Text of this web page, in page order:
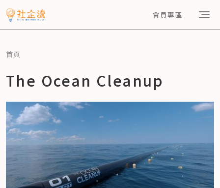
會員專區
首頁
The Ocean Cleanup